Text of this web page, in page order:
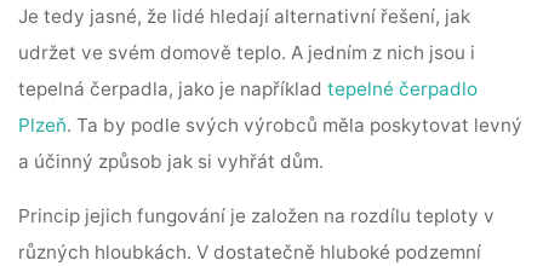
Je tedy jasné, že lidé hledají alternativní řešení, jak
udržet ve svém domově teplo. A jedním z nich jsou i
tepelná čerpadla, jako je napříkladtepelné čerpadlo
Plzeň. Ta by podle svých výrobců měla poskytovat levný
a účinný způsob jak si vyhřát dům.
Princip jejich fungování je založen na rozdílu teploty v
různých hloubkách. V dostatečně hluboké podzemní